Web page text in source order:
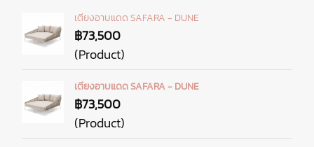
เตียงอาบแดด SAFARA - DUNE
฿73,500
(Product)
เตียงอาบแดด SAFARA - DUNE
฿73,500
(Product)